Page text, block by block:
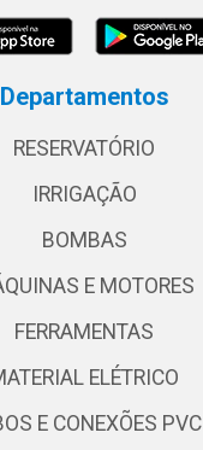
Departamentos
RESERVATÓRIO
IRRIGAÇÃO
BOMBAS
E MOTORES
FERRAMENTAS
ELÉTRICO
E CONEXÕES PVC